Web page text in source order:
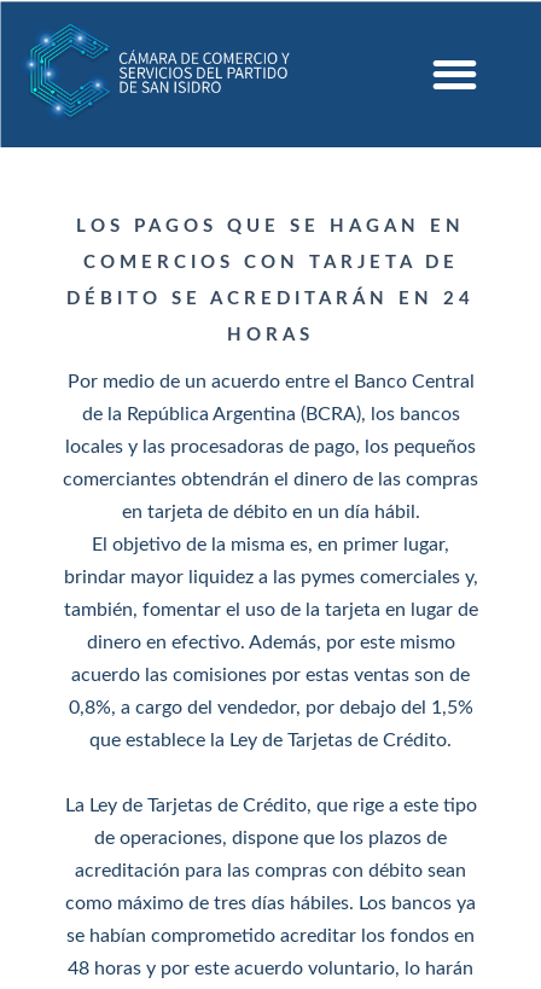
LOS PAGOS QUE SE HAGAN EN
COMERCIOS CON TARJETA DE
DÉBITO SE ACREDITARÁN EN 24
HORAS
Por medio de un acuerdo entre el Banco Central
de la República Argentina (BCRA), los bancos
locales y las procesadoras de pago, los pequeños
comerciantes obtendrán el dinero de las compras
en tarjeta de débito en un día hábil.
El objetivo de la misma es, en primer lugar,
brindar mayor liquidez a las pymes comerciales y,
también, fomentar el uso de la tarjeta en lugar de
dinero en efectivo. Además, por este mismo
acuerdo las comisiones por estas ventas son de
0,8%, a cargo del vendedor, por debajo del 1,5%
que establece la Ley de Tarjetas de Crédito.
La Ley de Tarjetas de Crédito, que rige a este tipo
de operaciones, dispone que los plazos de
acreditación para las compras con débito sean
como máximo de tres días hábiles. Los bancos ya
se habían comprometido acreditar los fondos en
48 horas y por este acuerdo voluntario, lo harán